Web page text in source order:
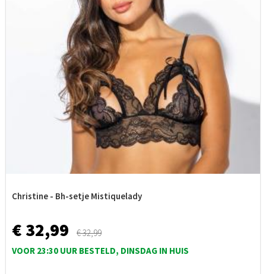
Christine - Bh-setje Mistiquelady
€ 32,99
€ 32,99
VOOR 23:30 UUR BESTELD, DINSDAG IN HUIS